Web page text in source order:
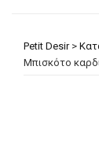
Petit Desir>
Μπισκότο